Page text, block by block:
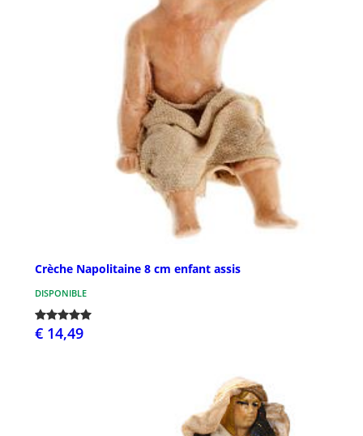
Crèche Napolitaine 8 cm enfant assis
DISPONIBLE
€ 14,49